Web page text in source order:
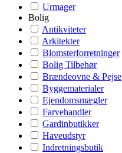
Urmager
Bolig
Antikviteter
Arkitekter
Blomsterforretninger
Bolig Tilbehør
Brændeovne & Pejse
Byggematerialer
Ejendomsmægler
Farvehandler
Gardinbutikker
Haveudstyr
Indretningsbutik